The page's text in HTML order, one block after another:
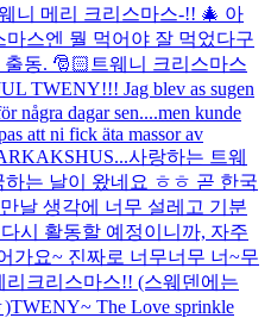
니 메리 크리스마스-!! 🎄 아
스엔 뭘 먹어야 잘 먹었다구
동. 🎅🏻 트웨니 크리스마스
TWENY!!! Jag blev as sugen
några dagar sen....men kunde
att ni fick äta massor av
사랑하는 트웨
는 날이 왔네요 ㅎㅎ 곧 한국
날 생각에 너무 설레고 기분
시 활동할 예정이니까, 자주
가요~ 진짜로 너무너무 너~무
리크리스마스!! (스웨덴에는
)TWENY~ The Love sprinkle